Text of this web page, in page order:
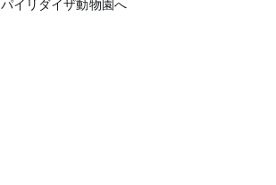
パイリダイザ動物園へ